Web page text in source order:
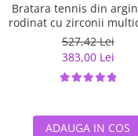
Bratara tennis din
rodinat cu zirconii
- Be Elegant BTU0108
527,42 Lei
383,00 Lei
ADAUGA IN COS